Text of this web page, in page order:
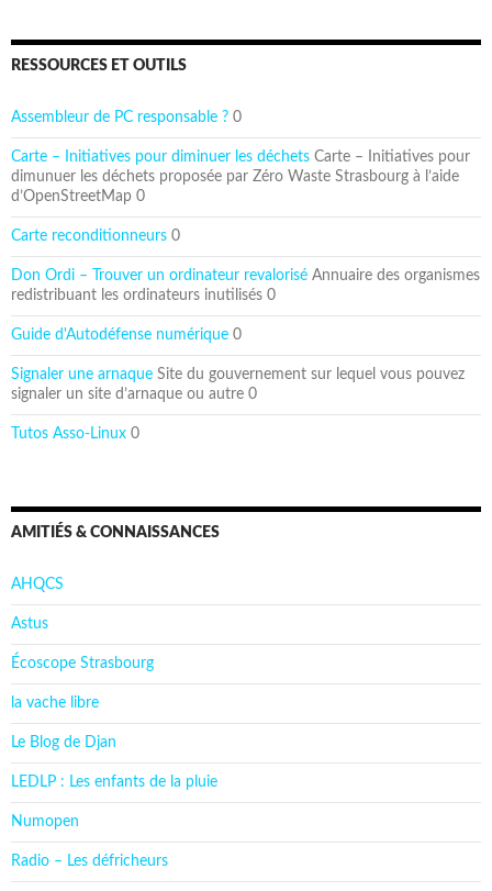
RESSOURCES ET OUTILS
Assembleur de PC responsable ? 0
Carte – Initiatives pour diminuer les déchets Carte – Initiatives pour
dimunuer les déchets proposée par Zéro Waste Strasbourg à l’aide
d’OpenStreetMap 0
Carte reconditionneurs 0
Don Ordi – Trouver un ordinateur revalorisé Annuaire des organismes
redistribuant les ordinateurs inutilisés 0
Guide d'Autodéfense numérique 0
Signaler une arnaque Site du gouvernement sur lequel vous pouvez
signaler un site d’arnaque ou autre 0
Tutos Asso-Linux 0
AMITIÉS & CONNAISSANCES
AHQCS
Astus
Écoscope Strasbourg
la vache libre
Le Blog de Djan
LEDLP : Les enfants de la pluie
Numopen
Radio – Les défricheurs